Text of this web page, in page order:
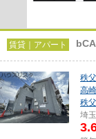
賃貸｜アパート
秩
高
秩
埼